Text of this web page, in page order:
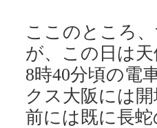
ここのところ
が、この日は
8時40分頃の電
クス大阪には
前には既に長蛇